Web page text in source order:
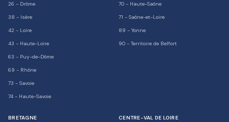
26 - Drôme
38 - Isère
42 - Loire
43 - Haute-Loire
63 - Puy-de-Dôme
69 - Rhône
73 - Savoie
74 - Haute-Savoie
70 - Haute-Saône
71 - Saône-et-Loire
89 - Yonne
90 - Territoire de Belfort
BRETAGNE CENTRE-VAL DE LOIRE